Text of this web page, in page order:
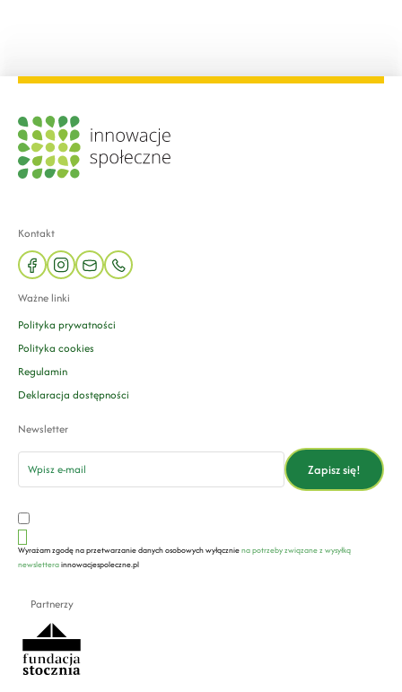
Kontakt
facebookinstagram
mail phone
Ważne linki
Polityka prywatności
Polityka cookies
Regulamin
Deklaracja dostępności
Newsletter
email
Zapisz się!
Wyrażam zgodę na przetwarzanie danych osobowych wyłączniena potrzeby związane z wysyłką
newsletterainnowacjespoleczne.pl
Partnerzy